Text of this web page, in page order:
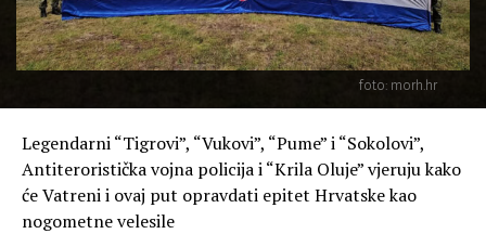
foto: morh.hr
Legendarni “Tigrovi”, “Vukovi”, “Pume” i “Sokolovi”,
Antiteroristička vojna policija i “Krila Oluje” vjeruju kako
će Vatreni i ovaj put opravdati epitet Hrvatske kao
nogometne velesile